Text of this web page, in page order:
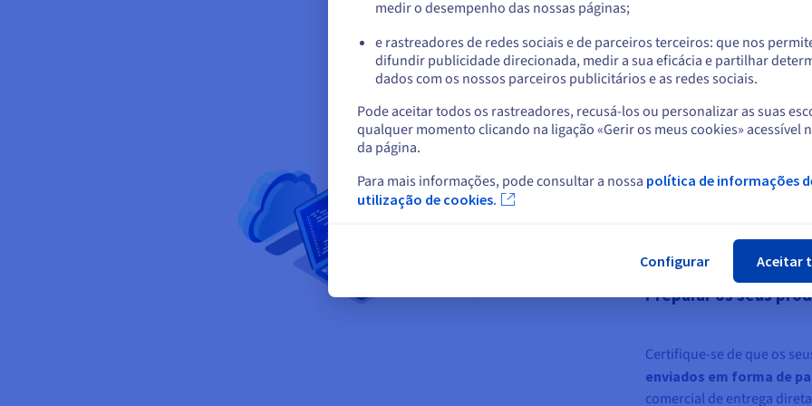
Antes de abrir uma loja
produtos que quer
procura atual por parte
nichos de mercado
,
mais específico. No
setor que, embora esteja
mais sensato encontrar
popularidade.
Preparar os seus
Certifique-se de que os
enviados em forma de
comercial de entrega
ou
Ficar no website atual
Selecionar outro website
medir o desempenho das nossas páginas;
e rastreadores de redes sociais e de parceiros terceiros: que nos
difundir publicidade direcionada, medir a sua eficácia e partilhar
dados com os nossos parceiros publicitários e as redes sociais.
Pode aceitar todos os rastreadores, recusá-los ou personalizar as suas
qualquer momento clicando na ligação «Gerir os meus cookies» acessível
da página.
Para mais informações, pode consultar a nossa política de informações
utilização de cookies.
Configurar Aceitar